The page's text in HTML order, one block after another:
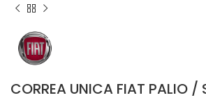
CORREA UNICA FIAT PALIO /